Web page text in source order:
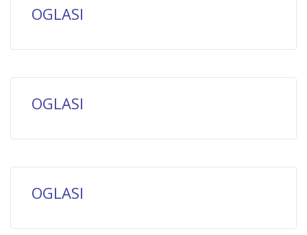
OGLASI
OGLASI
OGLASI